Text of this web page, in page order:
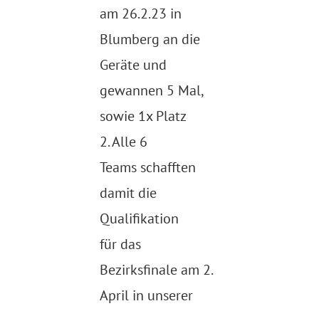
am 26.2.23 in
Blumberg an die
Geräte und
gewannen 5 Mal,
sowie 1x Platz
2. Alle 6
Teams schafften
damit die
Qualifikation
für das
Bezirksfinale am 2.
April in unserer